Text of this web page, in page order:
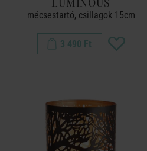
mécsestartó, csillagok 15cm
3 490 Ft